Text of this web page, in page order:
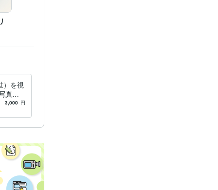
レイ・ソ
）を視
真か
します
3,000 円